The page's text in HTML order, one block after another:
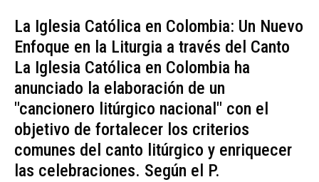
La Iglesia Católica en Colombia: Un Nuevo
Enfoque en la Liturgia a través del Canto
La Iglesia Católica en Colombia ha
anunciado la elaboración de un
"cancionero litúrgico nacional" con el
objetivo de fortalecer los criterios
comunes del canto litúrgico y enriquecer
las celebraciones. Según el P.